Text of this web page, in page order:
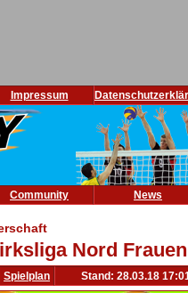
Impressum
Community News
Nord
Spielplan Stand: 28.03.18